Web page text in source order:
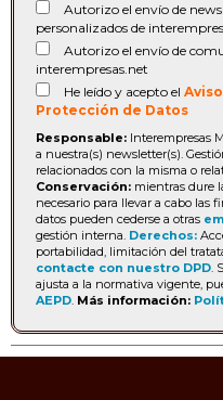
Autorizo el envío de
personalizados de
Autorizo el envío de
interempresas.net
He leído y acepto el
Protección de Datos
Responsable: Interempresas
a nuestra(s) newsletter(s).
relacionados con la misma o
Conservación: mientras dure
necesario para llevar a cabo las
datos pueden cederse a otras
gestión interna. Derechos:
portabilidad, limitación del
contacte con nuestro DPD.
ajusta a la normativa vigente,
AEPD. Más información: